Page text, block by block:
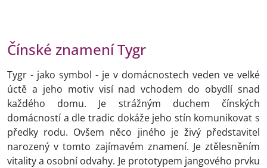
Čínské znamení Tygr
Tygr - jako symbol - je v domácnostech veden ve velké
úctě a jeho motiv visí nad vchodem do obydlí snad
každého domu. Je strážným duchem čínských
domácností a dle tradic dokáže jeho stín komunikovat s
předky rodu. Ovšem něco jiného je živý představitel
narozený v tomto zajímavém znamení. Je ztělesněním
vitality a osobní odvahy. Je prototypem jangového prvku